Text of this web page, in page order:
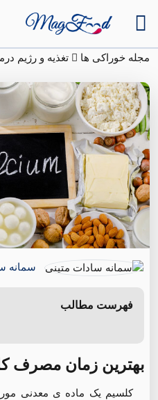
مجله خوراکی ها تغذیه و رژیم
سمانه
فهرست مطالب
بهترین زمان مصرف
کلسیم یک ماده ی معدنی